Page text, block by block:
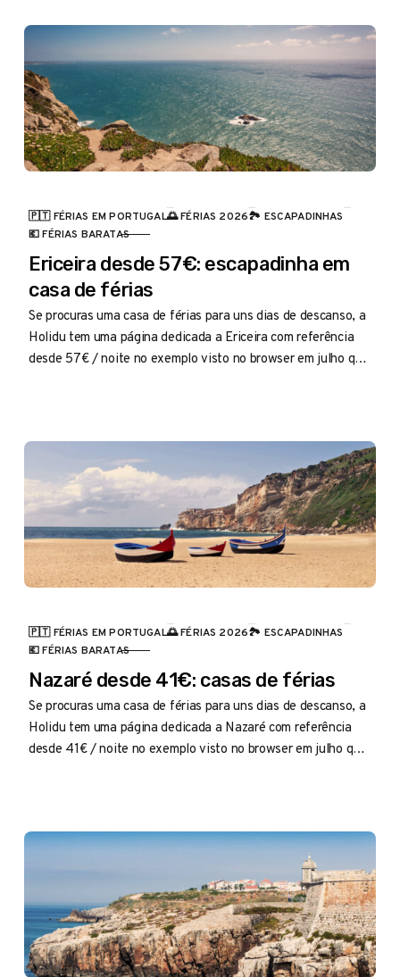
CATEGORIA
🇵🇹 FÉRIAS EM PORTUGAL🌅 FÉRIAS 2026🏞️ ESCAPADINHAS
💶 FÉRIAS BARATAS
Ericeira desde 57€: escapadinha em
casa de férias
Se procuras uma casa de férias para uns dias de descanso, a
Holidu tem uma página dedicada a Ericeira com referência
desde 57€ / noite no exemplo visto no browser em julho que
CATEGORIA
🇵🇹 FÉRIAS EM PORTUGAL🌅 FÉRIAS 2026🏞️ ESCAPADINHAS
💶 FÉRIAS BARATAS
Nazaré desde 41€: casas de férias
Se procuras uma casa de férias para uns dias de descanso, a
Holidu tem uma página dedicada a Nazaré com referência
desde 41€ / noite no exemplo visto no browser em julho que